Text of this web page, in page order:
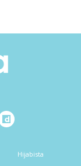
Hijabista